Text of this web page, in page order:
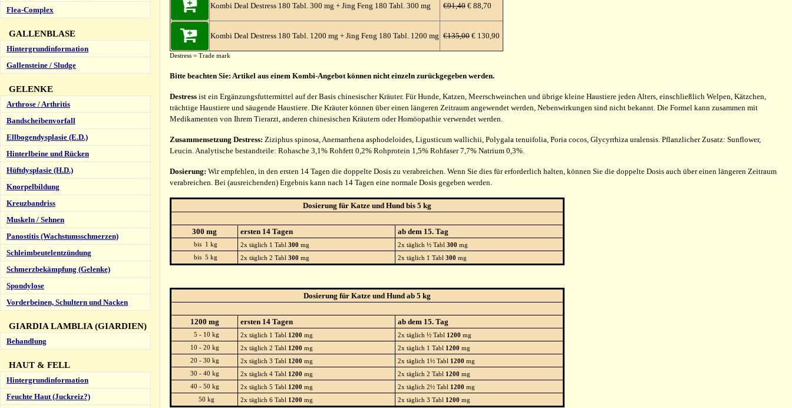
Flea-Complex
GALLENBLASE
Hintergrundinformation
Gallensteine / Sludge
GELENKE
Arthrose / Arthritis
Bandscheibenvorfall
Ellbogendysplasie (E.D.)
Hinterlbeine und Rücken
Hüftdysplasie (H.D.)
Knorpelbildung
Kreuzbandriss
Muskeln / Sehnen
Panostitis (Wachstumsschmerzen)
Schleimbeutelentzündung
Schmerzbekämpfung (Gelenke)
Spondylose
Vorderbeinen, Schultern und Nacken
GIARDIA LAMBLIA (GIARDIEN)
Behandlung
HAUT & FELL
Hintergrundinformation
Feuchte Haut (Juckreiz?)
Kombi Deal Destress 180 Tabl. 300 mg + Jing Feng 180 Tabl. 300 mg €91,40 € 88,70
Kombi Deal Destress 180 Tabl. 1200 mg + Jing Feng 180 Tabl. 1200 mg €135,00 € 130,90
Destress = Trade mark
Bitte beachten Sie: Artikel aus einem Kombi-Angebot können nicht einzeln zurückgegeben werden.
Destress ist ein Ergänzungsfuttermittel auf der Basis chinesischer Kräuter. Für Hunde, Katzen, Meerschweinchen und übrige kleine Haustiere jeden Alters, einschließlich Welpen, Kätzchen,
trächtige Haustiere und säugende Haustiere. Die Kräuter können über einen längeren Zeitraum angewendet werden, Nebenwirkungen sind nicht bekannt. Die Formel kann zusammen mit
Medikamenten von Ihrem Tierarzt, anderen chinesischen Kräutern oder Homöopathie verwendet werden.
Zusammensetzung Destress: Ziziphus spinosa, Anemarrhena asphodeloides, Ligusticum wallichii, Polygala tenuifolia, Poria cocos, Glycyrrhiza uralensis. Pflanzlicher Zusatz: Sunflower,
Leucin. Analytische bestandteile: Rohasche 3,1% Rohfett 0,2% Rohprotein 1,5% Rohfaser 7,7% Natrium 0,3%.
Dosierung: Wir empfehlen, in den ersten 14 Tagen die doppelte Dosis zu verabreichen. Wenn Sie dies für erforderlich halten, können Sie die doppelte Dosis auch über einen längeren Zeitraum
verabreichen. Bei (ausreichenden) Ergebnis kann nach 14 Tagen eine normale Dosis gegeben werden.
Dosierung für Katze und Hund bis 5 kg
300 mg ersten 14 Tagen ab dem 15. Tag
bis 1 kg 2x täglich 1 Tabl 300 mg 2x täglich ½ Tabl 300 mg
bis 5 kg
2x täglich 2 Tabl 300 mg 2x täglich 1 Tabl 300 mg
Dosierung für Katze und Hund ab 5 kg
1200 mg ersten 14 Tagen ab dem 15. Tag
5 - 10 kg 2x täglich 1 Tabl 1200 mg 2x täglich ½ Tabl 1200 mg
10 - 20 kg
2x täglich 2 Tabl 1200 mg 2x täglich 1 Tabl 1200 mg
20 - 30 kg
2x täglich 3 Tabl 1200 mg 2x täglich 1½ Tabl 1200 mg
30 - 40 kg
2x täglich 4 Tabl 1200 mg 2x täglich 2 Tabl 1200 mg
40 - 50 kg
2x täglich 5 Tabl 1200 mg 2x täglich 2½ Tabl 1200 mg
50 kg
2x täglich 6 Tabl 1200 mg 2x täglich 3 Tabl 1200 mg